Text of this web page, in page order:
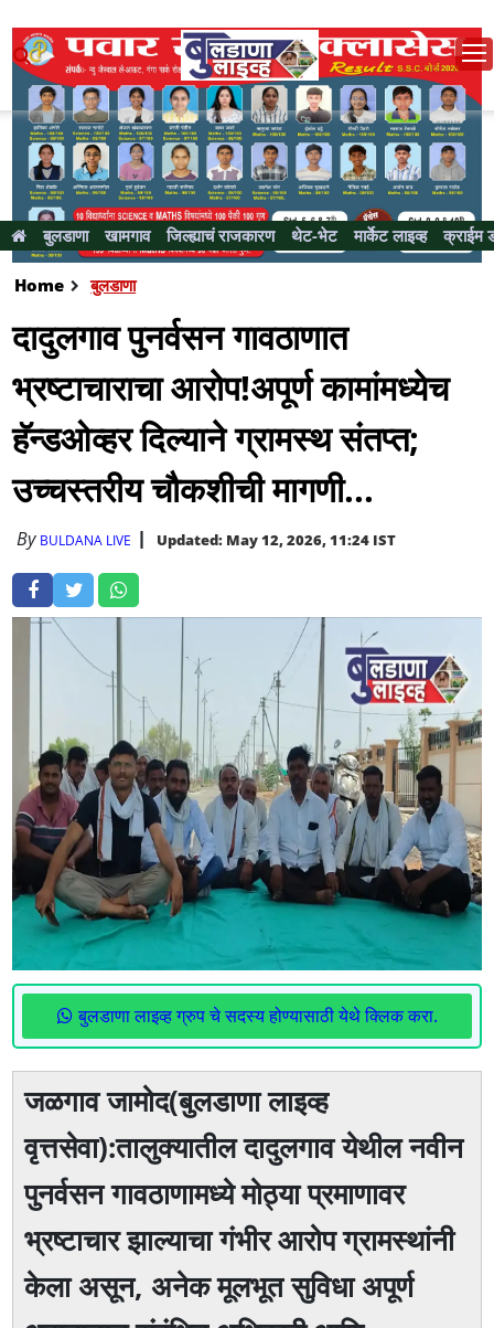
बुलडाणा खामगाव जिल्ह्याचं राजकारण थेट-भेट मार्केट लाइव्ह क्राईम
Home बुलडाणा
दादुलगाव पुनर्वसन गावठाणात
भ्रष्टाचाराचा आरोप!अपूर्ण कामांमध्येच
हॅन्डओव्हर दिल्याने ग्रामस्थ संतप्त;
उच्चस्तरीय चौकशीची मागणी...
By BULDANA LIVE Updated: May 12, 2026, 11:24 IST
बुलडाणा लाइव्ह ग्रुप चे सदस्य होण्यासाठी येथे क्लिक करा.
जळगाव जामोद(बुलडाणा लाइव्ह
वृत्तसेवा):तालुक्यातील दादुलगाव येथील नवीन
पुनर्वसन गावठाणामध्ये मोठ्या प्रमाणावर
भ्रष्टाचार झाल्याचा गंभीर आरोप ग्रामस्थांनी
केला असून, अनेक मूलभूत सुविधा अपूर्ण